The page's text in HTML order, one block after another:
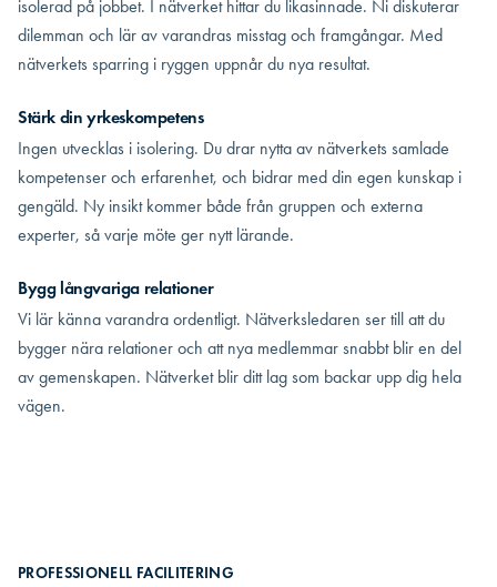
isolerad på jobbet. I nätverket hittar du likasinnade. Ni diskuterar
dilemman och lär av varandras misstag och framgångar. Med
nätverkets sparring i ryggen uppnår du nya resultat.
Stärk din yrkeskompetens
Ingen utvecklas i isolering. Du drar nytta av nätverkets samlade
kompetenser och erfarenhet, och bidrar med din egen kunskap i
gengäld. Ny insikt kommer både från gruppen och externa
experter, så varje möte ger nytt lärande.
Bygg långvariga relationer
Vi lär känna varandra ordentligt. Nätverksledaren ser till att du
bygger nära relationer och att nya medlemmar snabbt blir en del
av gemenskapen. Nätverket blir ditt lag som backar upp dig hela
vägen.
PROFESSIONELL FACILITERING